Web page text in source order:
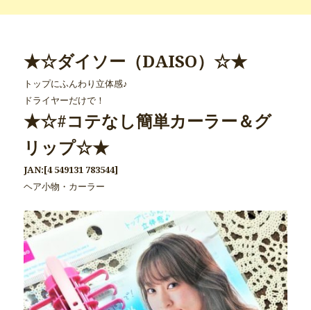
★☆ダイソー（DAISO）☆★
トップにふんわり立体感♪
ドライヤーだけで！
★☆#コテなし簡単カーラー＆グ
リップ☆★
JAN:[4 549131 783544]
ヘア小物・カーラー